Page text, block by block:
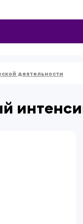
деятельности